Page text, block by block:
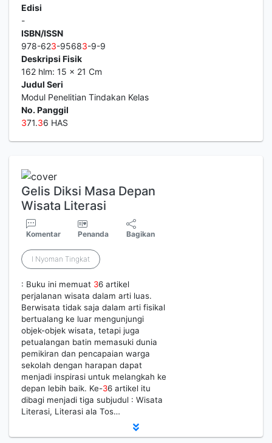
Edisi
-
ISBN/ISSN
978-623-95683-9-9
Deskripsi Fisik
162 hlm: 15 x 21 Cm
Judul Seri
Modul Penelitian Tindakan Kelas
No. Panggil
371.36 HAS
Gelis Diksi Masa Depan
Wisata Literasi
Komentar Penanda Bagikan
I Nyoman Tingkat
: Buku ini memuat 36 artikel
perjalanan wisata dalam arti luas.
Berwisata tidak saja dalam arti fisikal
bertualang ke luar mengunjungi
objek-objek wisata, tetapi juga
petualangan batin memasuki dunia
pemikiran dan pencapaian warga
sekolah dengan harapan dapat
menjadi inspirasi untuk melangkah ke
depan lebih baik. Ke-36 artikel itu
dibagi menjadi tiga subjudul : Wisata
Literasi, Literasi ala Tos…